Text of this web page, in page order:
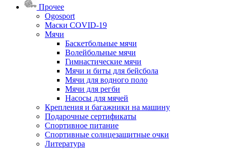
Прочее
Ogosport
Маски COVID-19
Мячи
Баскетбольные мячи
Волейбольные мячи
Гимнастические мячи
Мячи и биты для бейсбола
Мячи для водного поло
Мячи для регби
Насосы для мячей
Крепления и багажники на машину
Подарочные сертификаты
Спортивное питание
Спортивные солнцезащитные очки
Литература